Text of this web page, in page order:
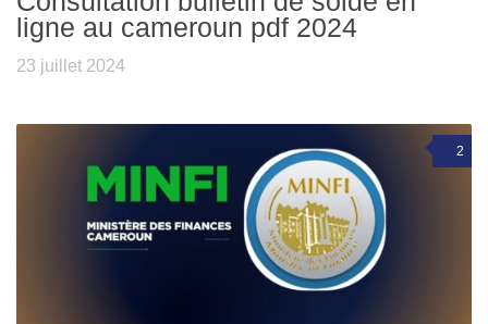
ligne au cameroun pdf 2024
23 juillet 2024
2